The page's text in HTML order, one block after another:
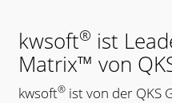
kwsoft® ist
Matrix™ von
kwsoft® ist von der QKS